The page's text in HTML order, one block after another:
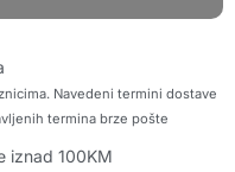
Navedeni termini dostave
termina brze pošte
iznad 100KM